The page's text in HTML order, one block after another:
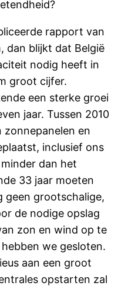
rapport van
dan blijkt dat België
nodig heeft in
groot cijfer.
een sterke groei
jaar. Tussen 2010
zonnepanelen en
inclusief ons
dan het
33 jaar moeten
geen grootschalige,
de nodige opslag
zon en wind op te
we gesloten.
aan een groot
opstarten zal